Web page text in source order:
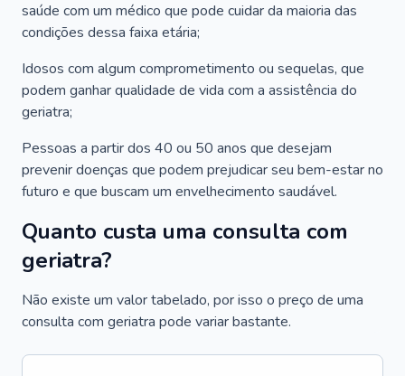
saúde com um médico que pode cuidar da maioria das
condições dessa faixa etária;
Idosos com algum comprometimento ou sequelas, que
podem ganhar qualidade de vida com a assistência do
geriatra;
Pessoas a partir dos 40 ou 50 anos que desejam
prevenir doenças que podem prejudicar seu bem-estar no
futuro e que buscam um envelhecimento saudável.
Quanto custa uma consulta com
geriatra?
Não existe um valor tabelado, por isso o preço de uma
consulta com geriatra pode variar bastante.